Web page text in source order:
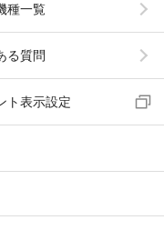
種一覧
る質問
ト表示設定